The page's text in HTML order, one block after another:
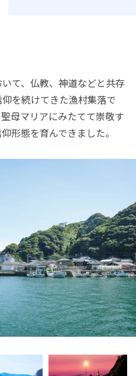
て、仏教、神道などと共存
を続けてきた漁村集落で
母マリアにみたてて崇敬す
形態を育んできました。